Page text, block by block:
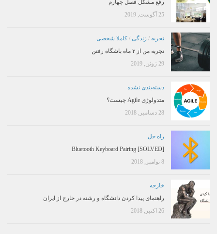
رفع مشکل فصل چهارم
25 آگوست, 2019
تجربه / زندگی / کاملا شخصی
تجربه من از ۳ ماه باشگاه رفتن
29 ژوئن, 2019
دسته‌بندی نشده
متدولوژی Agile چیست؟
28 دسامبر, 2018
راه حل
[SOLVED] Bluetooth Keyboard Pairing
8 نوامبر, 2018
خارجه
راهنمای پیدا کردن دانشگاه و رشته در خارج از ایران
26 اکتبر, 2018